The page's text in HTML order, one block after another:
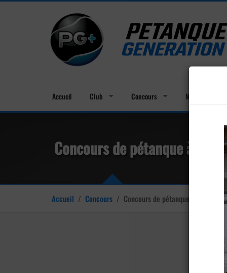
Accueil Club Concours Membres
Concours de pétanque à
Accueil / Concours / Concours de pétanque à